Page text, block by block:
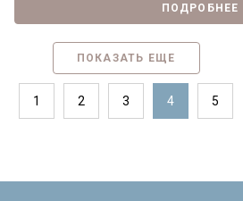
ПОДРОБНЕЕ
ПОКАЗАТЬ ЕЩЕ
1 2 3 4 5